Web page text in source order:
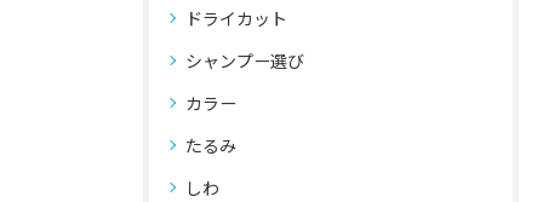
ドライカット
シャンプー選び
カラー
たるみ
しわ